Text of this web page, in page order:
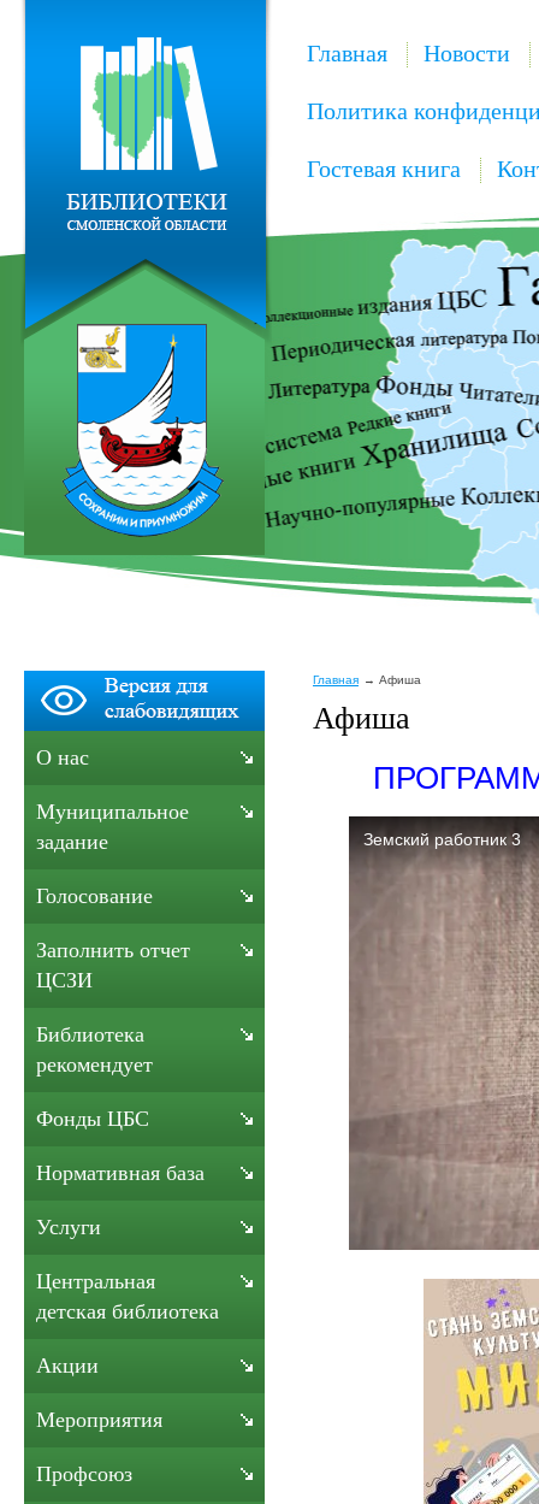
Главная Новости
Политика
Гостевая книга
Главная Афиша
Афиша
О нас
Муниципальное
задание
Голосование
Заполнить отчет
ЦСЗИ
Библиотека
рекомендует
Фонды ЦБС
Нормативная база
Услуги
Центральная
детская библиотека
Акции
Мероприятия
Профсоюз